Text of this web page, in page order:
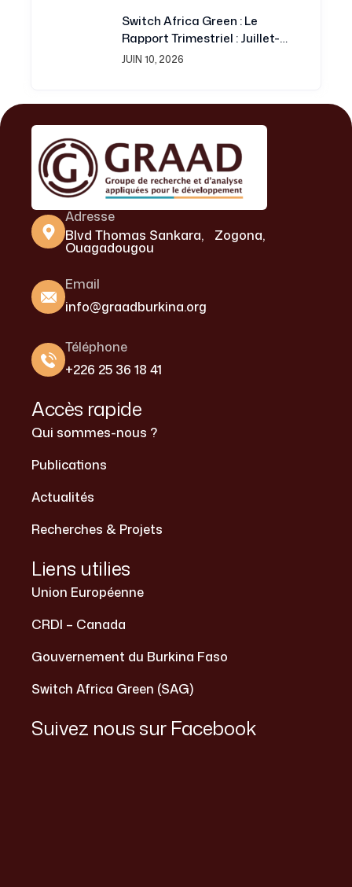
Switch Africa Green : Le
Rapport Trimestriel : Juillet-
Septembre 2016 Est
JUIN 10, 2026
Adresse
Blvd Thomas Sankara, Zogona,
Ouagadougou
Email
info@graadburkina.org
Téléphone
+226 25 36 18 41
Accès rapide
Qui sommes-nous ?
Publications
Actualités
Recherches & Projets
Liens utilies
Union Européenne
CRDI – Canada
Gouvernement du Burkina Faso
Switch Africa Green (SAG)
Suivez nous sur Facebook